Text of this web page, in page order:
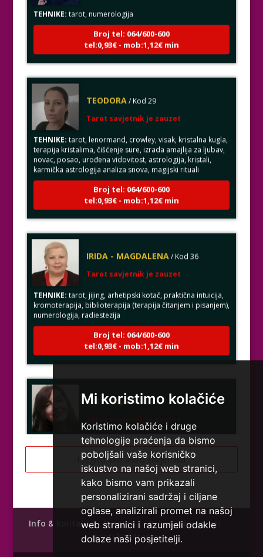
Mi koristimo kolačiće
Koristimo kolačiće i druge
tehnologije praćenja da bismo
poboljšali vaše korisničko
iskustvo na našoj web stranici,
kako bismo vam prikazali
personalizirani sadržaj i ciljane
oglase, analizirali promet na našoj
web stranici i razumjeli odakle
dolaze naši posjetitelji.
TEHNIKE: tarot, numerologija
Broj tel: 064/600-600
tel:0,93€ - mob:1,12€ min
TEHNIKE:
tarot, lenormand, crowley, visak, kristalna kugla,
terapija kristalima, čišćenje sure, izrada amajlija za ljubav,
novac, posao, urođena vidovitost, astrologija, kristali,
karmička astrologija analiza snova, magijski rituali
Broj tel: 064/600-600
tel:0,93€ - mob:1,12€ min
TEHNIKE:tarot, jijing, arhetipski kotač, praktična intuicija,
kromoterapija, biblioterapija (terapija čitanjem i pisanjem),
numerologija, radiestezija
Broj tel: 064/600-600
tel:0,93€ - mob:1,12€ min
VIKTORIJA/ Kod 369
TEHNIKE: astrologija, numerologija, tarot, radiestezija
Broj tel: 064/600-600
tel:0,93€ - mob:1,12€ min
ELA / Kod 151
Tarot savjetnik je slobodan
Pregled svih astro savjetnika
Info & kontakt O nama
Polica privatnosti
Uvjeti korištenja